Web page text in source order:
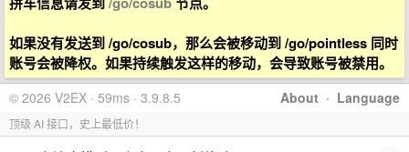
如果没有发送到 /go/cosub，那么会被移动到 /go/pointless 同时
账号会被降权。如果持续触发这样的移动，会导致账号被禁用。
About · Language
© 2026 V2EX · 59ms · 3.9.8.5
顶级 AI 接口，史上最低价！